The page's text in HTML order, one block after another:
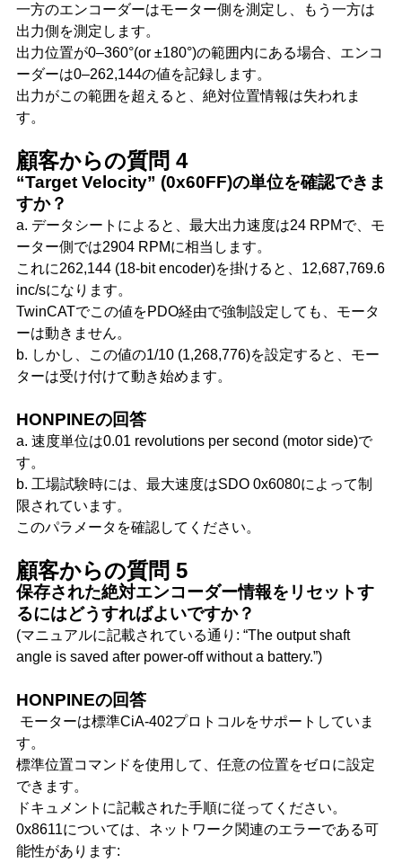
一方のエンコーダーはモーター側を測定し、もう一方は
出力側を測定します。
出力位置が0–360°(or ±180°)の範囲内にある場合、エンコ
ーダーは0–262,144の値を記録します。
出力がこの範囲を超えると、絶対位置情報は失われま
す。
顧客からの質問 4
“Target Velocity” (0x60FF)の単位を確認できま
すか？
a. データシートによると、最大出力速度は24 RPMで、モ
ーター側では2904 RPMに相当します。
これに262,144 (18-bit encoder)を掛けると、12,687,769.6
inc/sになります。
TwinCATでこの値をPDO経由で強制設定しても、モータ
ーは動きません。
b. しかし、この値の1/10 (1,268,776)を設定すると、モー
ターは受け付けて動き始めます。
HONPINEの回答
a. 速度単位は0.01 revolutions per second (motor side)で
す。
b. 工場試験時には、最大速度はSDO 0x6080によって制
限されています。
このパラメータを確認してください。
顧客からの質問 5
保存された絶対エンコーダー情報をリセットす
るにはどうすればよいですか？
(マニュアルに記載されている通り: “The output shaft
angle is saved after power-off without a battery.”)
HONPINEの回答
モーターは標準CiA-402プロトコルをサポートしていま
す。
標準位置コマンドを使用して、任意の位置をゼロに設定
できます。
ドキュメントに記載された手順に従ってください。
0x8611については、ネットワーク関連のエラーである可
能性があります: